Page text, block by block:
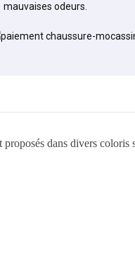
mauvaises odeurs.
dans divers coloris